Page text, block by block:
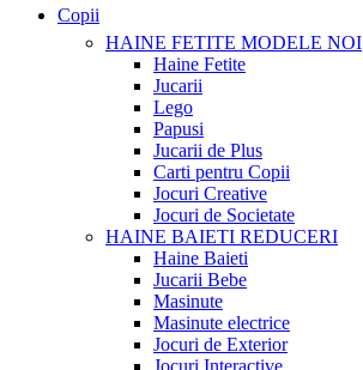
Copii
HAINE FETITE MODELE NOI
Haine Fetite
Jucarii
Lego
Papusi
Jucarii de Plus
Carti pentru Copii
Jocuri Creative
Jocuri de Societate
HAINE BAIETI REDUCERI
Haine Baieti
Jucarii Bebe
Masinute
Masinute electrice
Jocuri de Exterior
Jocuri Interactive